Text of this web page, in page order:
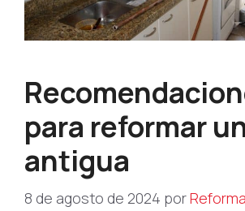
para reformar
antigua
8 de agosto de 2024 por